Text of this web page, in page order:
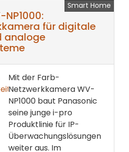
Smart Home
für digitale
analoge
Mit der Farb-
Netzwerkkamera WV-
NP1000 baut Panasonic
seine junge i-pro
Produktlinie für IP-
Überwachungslösungen
weiter aus. Im